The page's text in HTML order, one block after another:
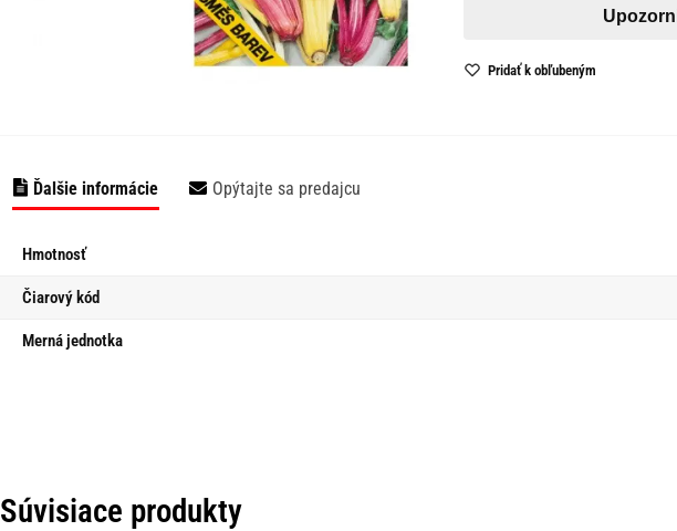
Pridať k obľubeným
Ďalšie informácie Opýtajte sa predajcu
Hmotnosť
Čiarový kód
Merná jednotka
Súvisiace produkty